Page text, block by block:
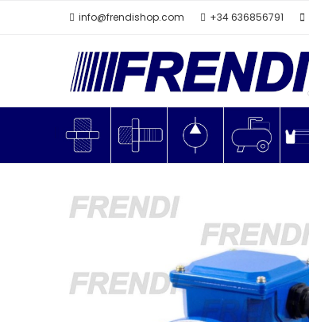
info@frendishop.com +34 636856791